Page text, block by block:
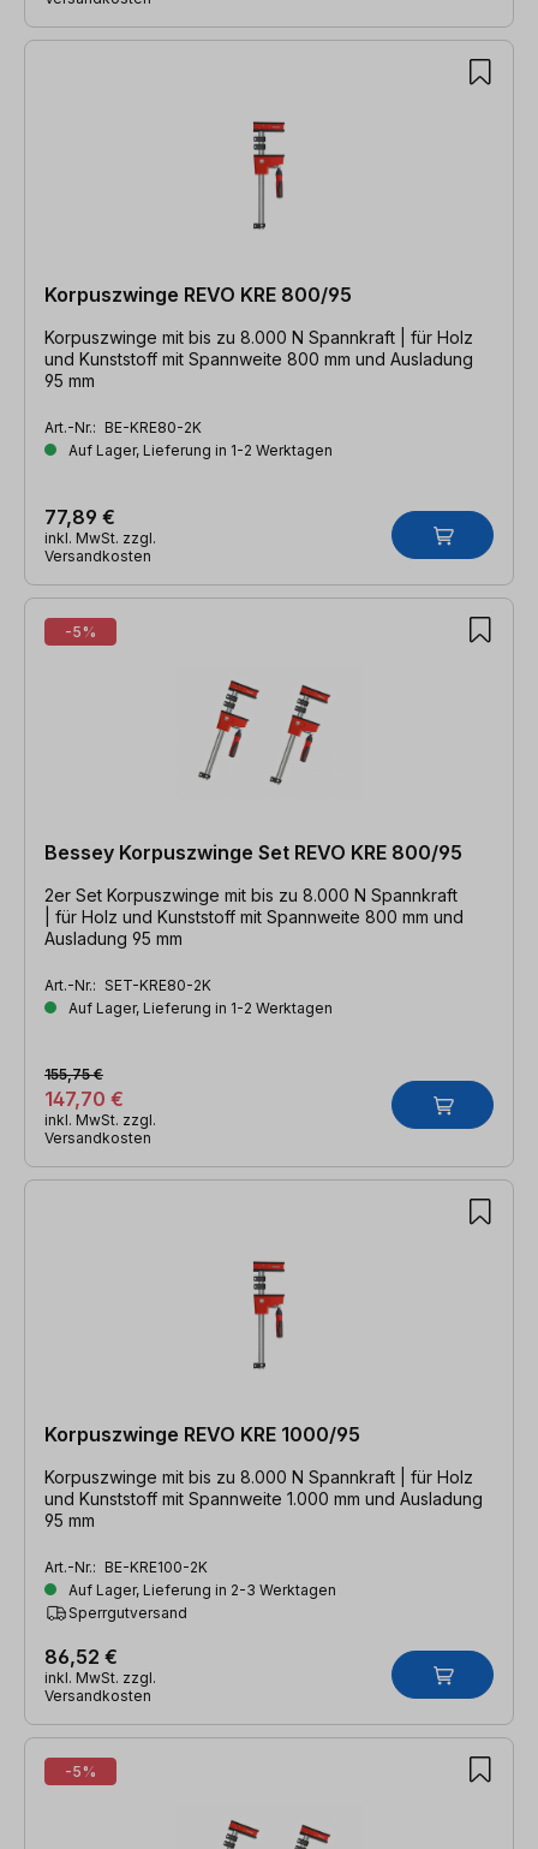
Korpuszwinge REVO KRE 800/95
Korpuszwinge mit bis zu 8.000 N Spannkraft | für Holz
und Kunststoff mit Spannweite 800 mm und Ausladung
95 mm
Art.-Nr.: BE-KRE80-2K
Auf Lager, Lieferung in 1-2 Werktagen
77,89 €
inkl. MwSt. zzgl.
Versandkosten
-5%
Bessey Korpuszwinge Set REVO KRE 800/95
2er Set Korpuszwinge mit bis zu 8.000 N Spannkraft
| für Holz und Kunststoff mit Spannweite 800 mm und
Ausladung 95 mm
Art.-Nr.: SET-KRE80-2K
Auf Lager, Lieferung in 1-2 Werktagen
147,70 €
155,75 €
inkl. MwSt. zzgl.
Versandkosten
Korpuszwinge REVO KRE 1000/95
Korpuszwinge mit bis zu 8.000 N Spannkraft | für Holz
und Kunststoff mit Spannweite 1.000 mm und Ausladung
95 mm
Art.-Nr.: BE-KRE100-2K
Auf Lager, Lieferung in 2-3 Werktagen
Sperrgutversand
86,52 €
inkl. MwSt. zzgl.
Versandkosten
-5%